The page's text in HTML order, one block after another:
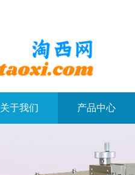
关于我们 产品中心